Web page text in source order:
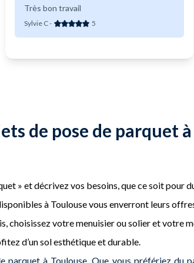
Très bon travail
Sylvie C- 5
de pose de parquet
» et décrivez vos besoins, que ce soit
à Toulouse vous enverront leurs
choisissez votre menuisier ou solier et votre
d’un sol esthétique et durable.
à Toulouse. Que vous préfériez du